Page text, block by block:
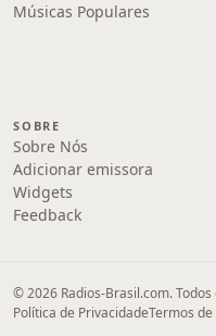
Músicas Populares
SOBRE
Sobre Nós
Adicionar emissora
Widgets
Feedback
© 2026 Radios-Brasil.com.
Política de PrivacidadeTermos de